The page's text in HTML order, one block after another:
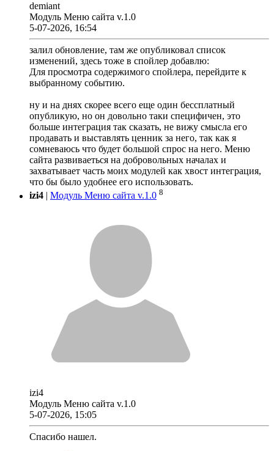
demiant
Модуль Меню сайта v.1.0
5-07-2026, 16:54
залил обновление, там же опубликовал список
изменений, здесь тоже в спойлер добавлю:
Для просмотра содержимого спойлера, перейдите к
выбранному событию.
ну и на днях скорее всего еще один бессплатный
опубликую, но он довольно таки специфичен, это
больше интеграция так сказать, не вижу смысла его
продавать и выставлять ценник за него, так как я
сомневаюсь что будет большой спрос на него. Меню
сайта развиваеться на добровольных началах и
захватывает часть моих модулей как хвост интеграция,
что бы было удобнее его использовать.
izi4
Модуль Меню сайта v.1.0 8
izi4
Модуль Меню сайта v.1.0
5-07-2026, 15:05
Спасибо нашел.